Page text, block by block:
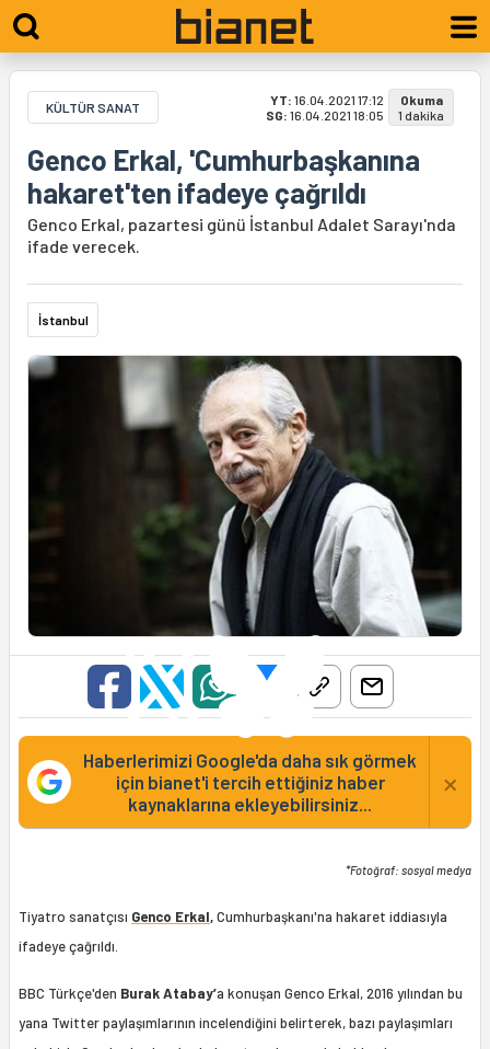
KÜLTÜR SANAT YT: 16.04.2021 17:12
SG: 16.04.2021 18:05
Okuma
1 dakika
Genco Erkal, 'Cumhurbaşkanına
hakaret'ten ifadeye çağrıldı
Genco Erkal, pazartesi günü İstanbul Adalet Sarayı'nda
ifade verecek.
İstanbul
Haberlerimizi Google'da daha sık görmek
için bianet'i tercih ettiğiniz haber
kaynaklarına ekleyebilirsiniz...
×
*Fotoğraf: sosyal medya
Tiyatro sanatçısı Genco Erkal,Cumhurbaşkanı'na hakaret iddiasıyla
ifadeye çağrıldı.
BBC Türkçe'den Burak Atabay’a konuşan Genco Erkal, 2016 yılından bu
yana Twitter paylaşımlarının incelendiğini belirterek, bazı paylaşımları